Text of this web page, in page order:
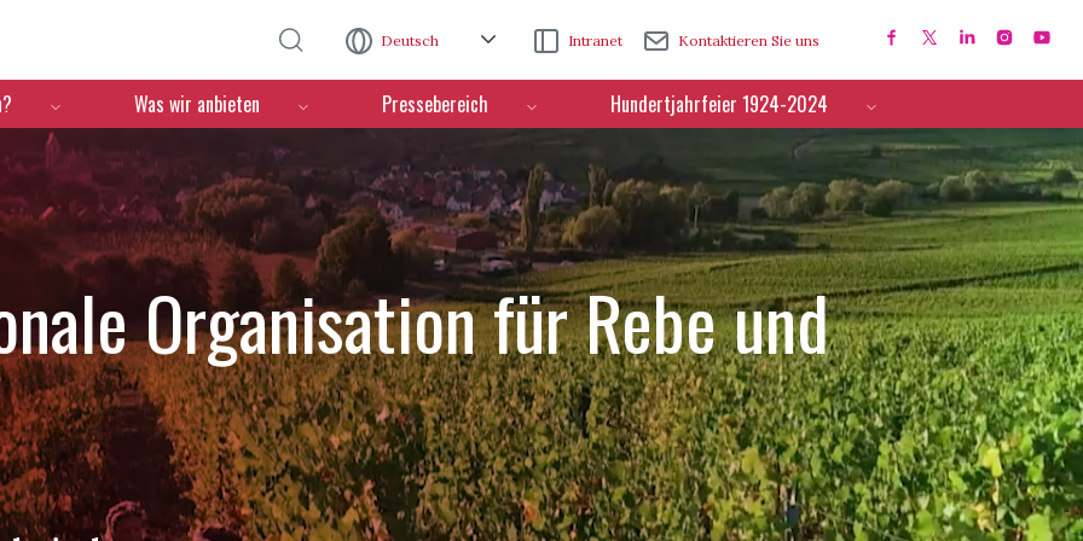
Deutsch Intranet Kontaktieren Sie uns
Was wir anbieten Pressebereich Hundertjahrfeier 1924-2024
Organisation für Rebe und